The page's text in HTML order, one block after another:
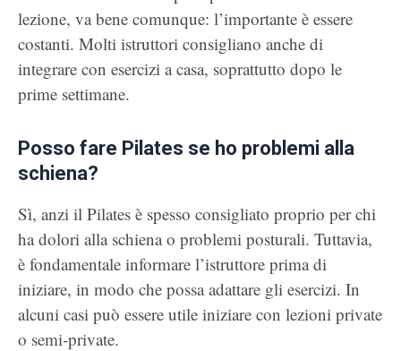
lezione, va bene comunque: l’importante è essere
costanti. Molti istruttori consigliano anche di
integrare con esercizi a casa, soprattutto dopo le
prime settimane.
Posso fare Pilates se ho problemi alla
schiena?
Sì, anzi il Pilates è spesso consigliato proprio per chi
ha dolori alla schiena o problemi posturali. Tuttavia,
è fondamentale informare l’istruttore prima di
iniziare, in modo che possa adattare gli esercizi. In
alcuni casi può essere utile iniziare con lezioni private
o semi-private.